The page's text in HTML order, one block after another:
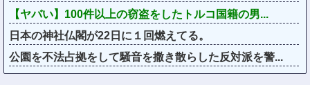
【ヤバい】100件以上の窃盗をしたトルコ国籍の男...
日本の神社仏閣が22日に１回燃えてる。
公園を不法占拠をして騒音を撒き散らした反対派を警...